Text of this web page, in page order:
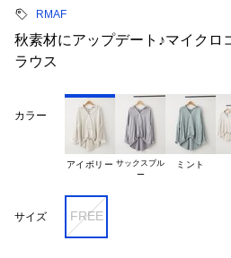
RMAF
秋素材にアップデート♪マイクロ
ラウス
カラー
アイボリー サックスブル
ー
ミント
サイズ FREE